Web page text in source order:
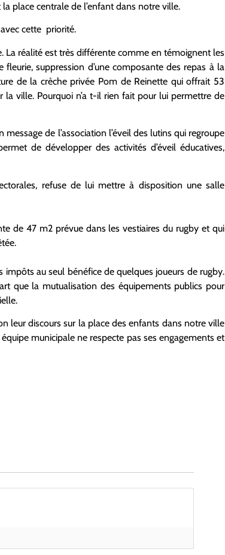
place centrale de l’enfant dans notre ville.
cette priorité.
La réalité est très différente comme en témoignent les
suppression d’une composante des repas à la
de la crèche privée Pom de Reinette qui offrait 53
ville. Pourquoi n’a t-il rien fait pour lui permettre de
de l’association l’éveil des lutins qui regroupe
de développer des activités d’éveil éducatives,
refuse de lui mettre à disposition une salle
de 47 m2 prévue dans les vestiaires du rugby et qui
au seul bénéfice de quelques joueurs de rugby.
que la mutualisation des équipements publics pour
leur discours sur la place des enfants dans notre ville
municipale ne respecte pas ses engagements et